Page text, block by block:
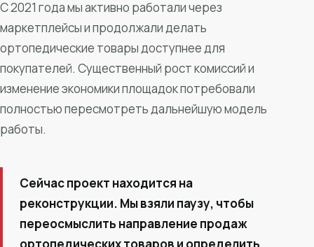
С 2021 года мы активно работали через
маркетплейсы и продолжали делать
ортопедические товары доступнее для
покупателей. Существенный рост комиссий и
изменение экономики площадок потребовали
полностью пересмотреть дальнейшую модель
работы.
Сейчас проект находится на
реконструкции. Мы взяли паузу, чтобы
переосмыслить направление продаж